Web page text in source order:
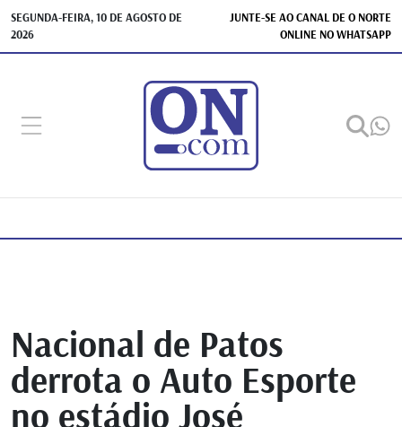
SEGUNDA-FEIRA, 10 DE AGOSTO DE
2026
JUNTE-SE AO CANAL DE O NORTE
ONLINE NO WHATSAPP
Nacional de Patos
derrota o Auto Esporte
no estádio José